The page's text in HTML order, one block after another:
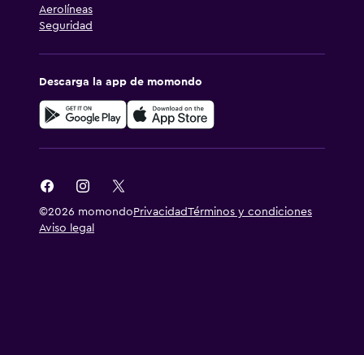
Aerolíneas
Seguridad
Descarga la app de momondo
©2026 momondoPrivacidadTérminos y condiciones
Aviso legal